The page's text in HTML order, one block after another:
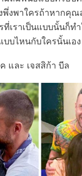
พึ่งพาใครถ้าหากคุ
ที่เราเป็นแบบนั้นก็ทำ
บบไหนกับใครนั้นเอง
และ เจสสิก้า บีล